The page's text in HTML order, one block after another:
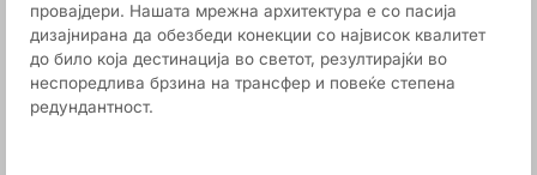
провајдери. Нашата мрежна архитектура е со пасија
дизајнирана да обезбеди конекции со највисок квалитет
до било која дестинација во светот, резултирајќи во
неспоредлива брзина на трансфер и повеќе степена
редундантност.